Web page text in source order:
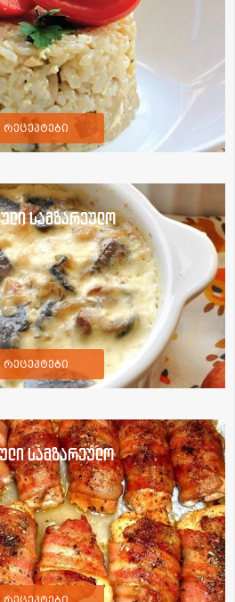
რეცეპტები
სამზარეულო
რეცეპტები
სამზარეულო